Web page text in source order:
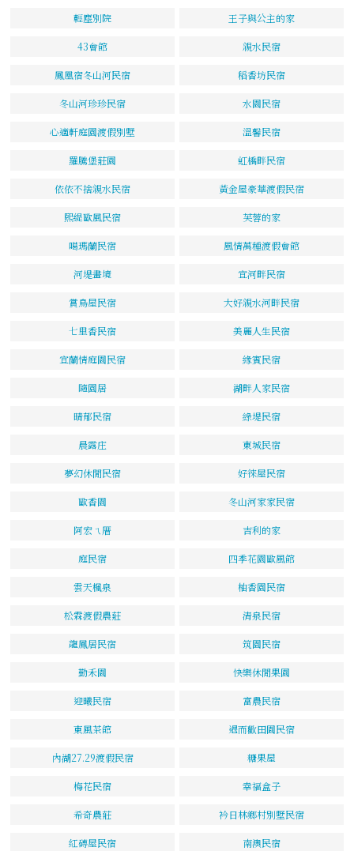
輕塵別院 王子與公主的家
43會館 親水民宿
鳳凰宿冬山河民宿 稻香坊民宿
冬山河珍珍民宿 水園民宿
心適軒庭園渡假別墅 溫馨民宿
羅騰堡莊園 虹橋畔民宿
依依不捨親水民宿 黃金屋豪華渡假民宿
熙緹歐風民宿 芙蓉的家
噶瑪蘭民宿 風情萬種渡假會館
河堤畫境 宜河畔民宿
賞鳥屋民宿 大好親水河畔民宿
七里香民宿 美麗人生民宿
宜蘭情庭園民宿 緣賓民宿
隨園居 湖畔人家民宿
晴郁民宿 綠堤民宿
晨露庄 東城民宿
夢幻休閒民宿 好徠屋民宿
歐香園 冬山河家家民宿
阿宏ㄟ厝 吉利的家
庭民宿 四季花園歐風館
雲天楓泉 柚香園民宿
松霖渡假農莊 清泉民宿
龍鳳居民宿 筑園民宿
勤禾園 快樂休閒果園
迎曦民宿 富農民宿
東風茶館 遇而歡田園民宿
內湖27.29渡假民宿 糖果屋
梅花民宿 幸福盒子
希奇農莊 衿日林鄉村別墅民宿
紅磚屋民宿 南澳民宿